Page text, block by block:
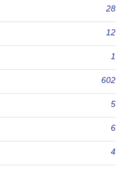
28
12
1
602
5
6
4